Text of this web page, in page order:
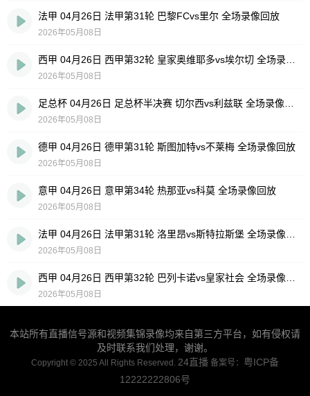
法甲 04月26日 法甲第31轮 巴黎FCvs里尔 全场录像回放
2026年05月08日
西甲 04月26日 西甲第32轮 皇家奥维耶多vs埃尔切 全场录像回放
2026年05月08日
足总杯 04月26日 足总杯半决赛 切尔西vs利兹联 全场录像回放
2026年05月08日
德甲 04月26日 德甲第31轮 斯图加特vs不莱梅 全场录像回放
2026年05月08日
意甲 04月26日 意甲第34轮 热那亚vs科莫 全场录像回放
2026年05月08日
法甲 04月26日 法甲第31轮 洛里昂vs斯特拉斯堡 全场录像回放
2026年05月08日
西甲 04月26日 西甲第32轮 巴列卡诺vs皇家社会 全场录像回放
2026年05月08日
本站所有直播信号源和视频集锦录像均来自第三方平台，如有侵权请
及时联系我们处理，谢谢。
Copyright © 2025 All Rights Reserved. 24直播备案号： 粤ICP备
12222222806号